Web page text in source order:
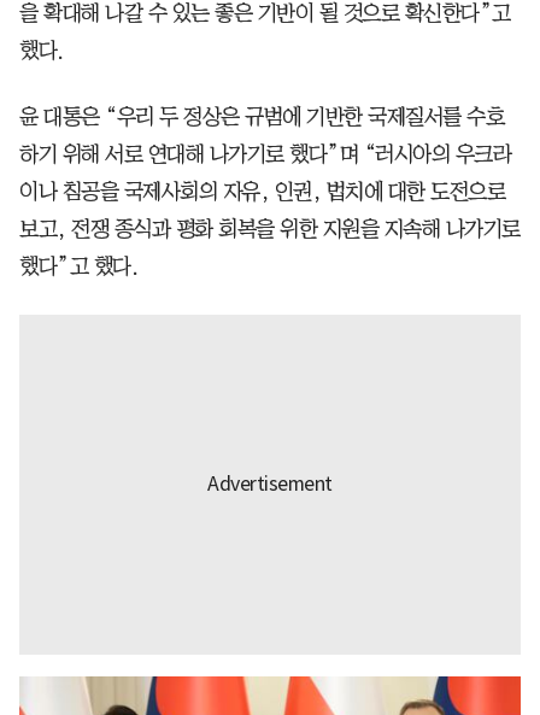
을 확대해 나갈 수 있는 좋은 기반이 될 것으로 확신한다”고
했다.
윤 대통은 “우리 두 정상은 규범에 기반한 국제질서를 수호
하기 위해 서로 연대해 나가기로 했다”며 “러시아의 우크라
이나 침공을 국제사회의 자유, 인권, 법치에 대한 도전으로
보고, 전쟁 종식과 평화 회복을 위한 지원을 지속해 나가기로
했다”고 했다.